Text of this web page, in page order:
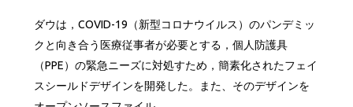
ダウは，COVID-19（新型コロナウイルス）のパンデミッ
クと向き合う医療従事者が必要とする，個人防護具
（PPE）の緊急ニーズに対処すため，簡素化されたフェイ
スシールドデザインを開発した。また、そのデザインを